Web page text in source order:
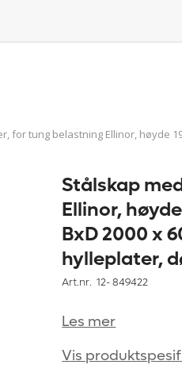
for tung belastning Ellinor, høyde
Stålskap
Ellinor,
BxD 2000 x
hylleplater,
Art.nr. 12-849422
Les mer
Vis